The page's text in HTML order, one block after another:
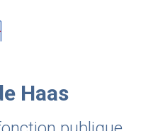
Haas